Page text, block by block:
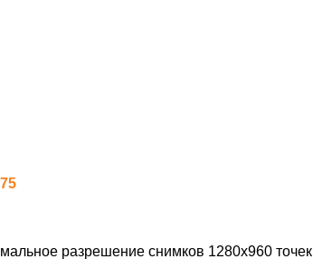
разрешение снимков 1280х960 точек